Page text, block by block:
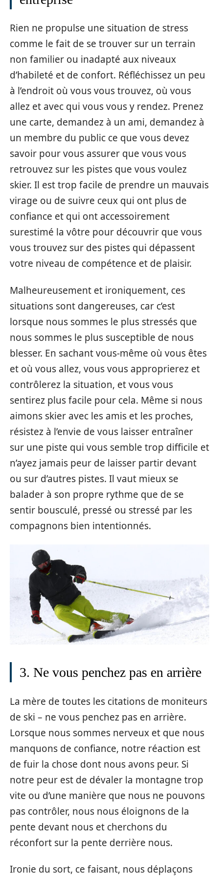
Rien ne propulse une situation de stress
comme le fait de se trouver sur un terrain
non familier ou inadapté aux niveaux
d’habileté et de confort. Réfléchissez un peu
à l’endroit où vous vous trouvez, où vous
allez et avec qui vous vous y rendez. Prenez
une carte, demandez à un ami, demandez à
un membre du public ce que vous devez
savoir pour vous assurer que vous vous
retrouvez sur les pistes que vous voulez
skier. Il est trop facile de prendre un mauvais
virage ou de suivre ceux qui ont plus de
confiance et qui ont accessoirement
surestimé la vôtre pour découvrir que vous
vous trouvez sur des pistes qui dépassent
votre niveau de compétence et de plaisir.
Malheureusement et ironiquement, ces
situations sont dangereuses, car c’est
lorsque nous sommes le plus stressés que
nous sommes le plus susceptible de nous
blesser. En sachant vous-même où vous êtes
et où vous allez, vous vous approprierez et
contrôlerez la situation, et vous vous
sentirez plus facile pour cela. Même si nous
aimons skier avec les amis et les proches,
résistez à l’envie de vous laisser entraîner
sur une piste qui vous semble trop difficile et
n’ayez jamais peur de laisser partir devant
ou sur d’autres pistes. Il vaut mieux se
balader à son propre rythme que de se
sentir bousculé, pressé ou stressé par les
compagnons bien intentionnés.
3. Ne vous penchez pas en arrière
La mère de toutes les citations de moniteurs
de ski – ne vous penchez pas en arrière.
Lorsque nous sommes nerveux et que nous
manquons de confiance, notre réaction est
de fuir la chose dont nous avons peur. Si
notre peur est de dévaler la montagne trop
vite ou d’une manière que nous ne pouvons
pas contrôler, nous nous éloignons de la
pente devant nous et cherchons du
réconfort sur la pente derrière nous.
Ironie du sort, ce faisant, nous déplaçons